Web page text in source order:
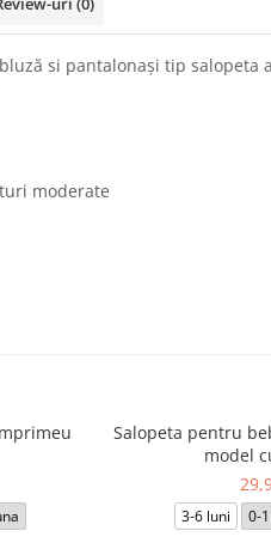
si pantalonași tip salopeta
moderate
Salopeta pentru
model
3-6 luni 0-